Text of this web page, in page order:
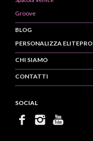
Groove
BLOG
PERSONALIZZA ELITEPRO
CHI SIAMO
CONTATTI
SOCIAL